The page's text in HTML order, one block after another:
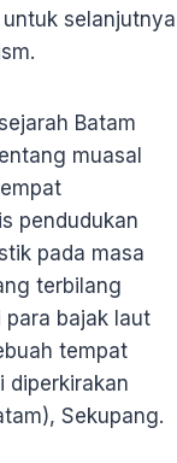
selanjutnya
Batam
muasal
pendudukan
pada masa
terbilang
para bajak laut
tempat
diperkirakan
Sekupang.